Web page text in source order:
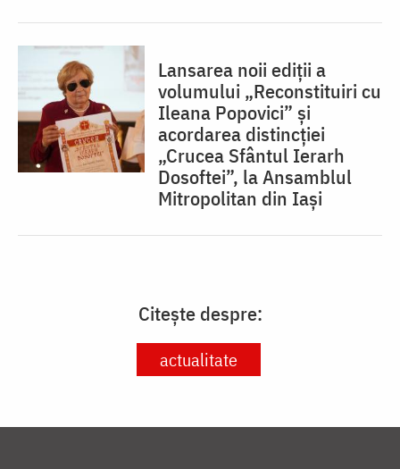
Lansarea noii ediții a
volumului „Reconstituiri cu
Ileana Popovici” și
acordarea distincției
„Crucea Sfântul Ierarh
Dosoftei”, la Ansamblul
Mitropolitan din Iași
Citește despre:
actualitate